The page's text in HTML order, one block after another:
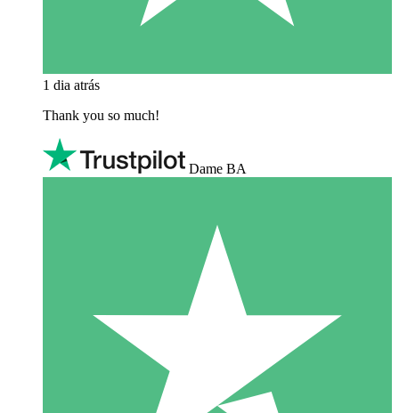
1 dia atrás
Thank you so much!
Dame BA